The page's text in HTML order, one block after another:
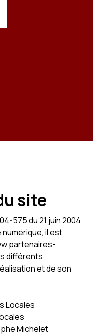
site
575 du 21 juin 2004
numérique, il est
différents
et de son
Locales
Michelet